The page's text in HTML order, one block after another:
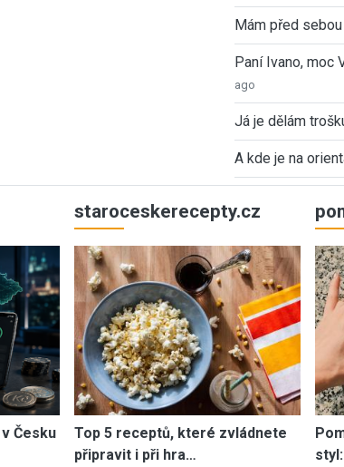
Mám před
Paní Ivano, moc
ago
Já je dělám
A kde je na
Česku
staroceskerecepty.cz
Top 5 receptů, které zvládnete
připravit i při hra…